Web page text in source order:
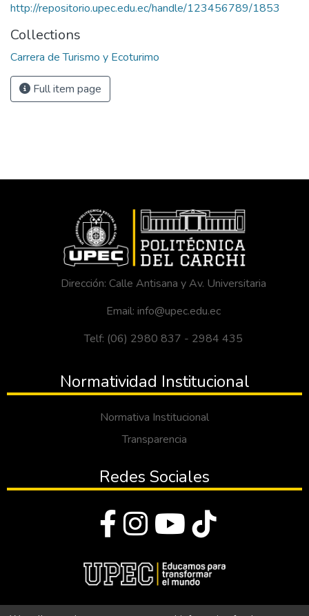
http://repositorio.upec.edu.ec/handle/123456789/1853
Collections
Carrera de Turismo y Ecoturimo
Full item page
Dirección: Calle Antisana y Av. Universitaria
Email: info@upec.edu.ec
Telf: (06) 2980 837 - 2984 435
Normatividad Institucional
Normativa Institucional
Transparencia
Redes Sociales